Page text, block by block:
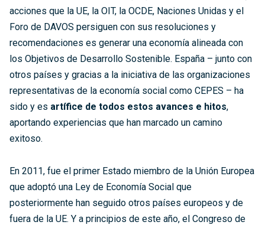
acciones que la UE, la OIT, la OCDE, Naciones Unidas y el
Foro de DAVOS persiguen con sus resoluciones y
recomendaciones es generar una economía alineada con
los Objetivos de Desarrollo Sostenible. España – junto con
otros países y gracias a la iniciativa de las organizaciones
representativas de la economía social como CEPES – ha
sido y es artífice de todos estos avances e hitos,
aportando experiencias que han marcado un camino
exitoso.
En 2011, fue el primer Estado miembro de la Unión Europea
que adoptó una Ley de Economía Social que
posteriormente han seguido otros países europeos y de
fuera de la UE. Y a principios de este año, el Congreso de